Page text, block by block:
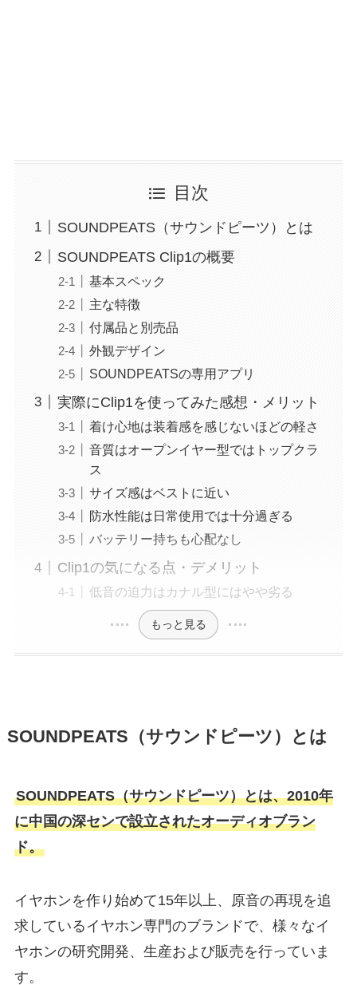
目次
SOUNDPEATS（サウンドピーツ）とは
SOUNDPEATS Clip1の概要
基本スペック
主な特徴
付属品と別売品
外観デザイン
SOUNDPEATSの専用アプリ
実際にClip1を使ってみた感想・メリット
着け心地は装着感を感じないほどの軽さ
音質はオープンイヤー型ではトップクラ
ス
サイズ感はベストに近い
防水性能は日常使用では十分過ぎる
バッテリー持ちも心配なし
Clip1の気になる点・デメリット
低音の迫力はカナル型にはやや劣る
もっと見る
SOUNDPEATS（サウンドピーツ）とは
SOUNDPEATS（サウンドピーツ）とは、2010年
に中国の深センで設立されたオーディオブラン
ド。
イヤホンを作り始めて15年以上、原音の再現を追
求しているイヤホン専門のブランドで、様々なイ
ヤホンの研究開発、生産および販売を行っていま
す。